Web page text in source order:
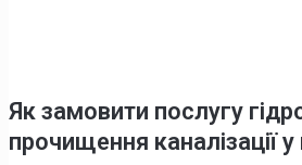
Як замовити послугу
прочищення каналізації